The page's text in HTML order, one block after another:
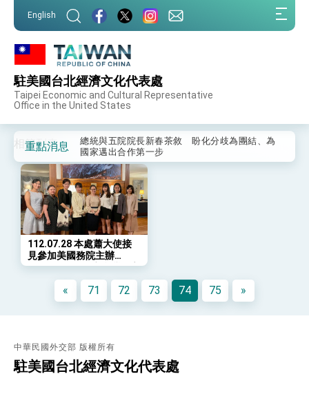
English
駐美國台北經濟文化代表處
Taipei Economic and Cultural Representative
Office in the United States
重點消息
事處」，進一步深化台美交流合作
第一屆亞太在宅醫療大會開幕 總統盼分享臺灣
外交部發布WHA文宣影片「台灣醫療點亮世界」
及「台灣智慧醫療與健康產業展」預告短片，向
世界展現台灣守護全球健康的創新能量
總統出訪史瓦帝尼返國談話 強調臺灣人有權利
走向世界 盼與理念相近國家共同維護國際秩序
訪問
總統與五院院長新春茶敘 盼化分歧為團結、為
國家邁出合作第一步
總統農曆春節談話
台美貿易協議完成簽署達成6大目標、創5大歷史
性突破 總統強調將以3大面向加速臺灣經濟轉型
升級 籲請立院全力支持並盡速通過
臺美簽署「對等貿易協定」確立對等關稅15%且不
疊加 我輸美2072項產品豁免對等關稅
總統接受「法新社」（AFP）專訪內容
外交部長林佳龍於《外交事務》撰文指出：自由
世界 需要台灣，團結合作方能守護繁榮
明臺美合作三大戰略方向 盼與民主夥伴共同引
外交部長林佳龍接受印尼「時代雜誌」專訪，闡
述印太安全局勢，籲深化台印尼半導體供應鏈合
112.07.28 本處蕭大使接見參加美國務院主辦
TechGirls活動之台灣女高中生
相簿列表
112.07.28 本處蕭大使接
見參加美國務院主辦
TechGirls活動之台灣女高
« 71 72 73 74 75 »
中華民國外交部 版權所有
駐美國台北經濟文化代表處